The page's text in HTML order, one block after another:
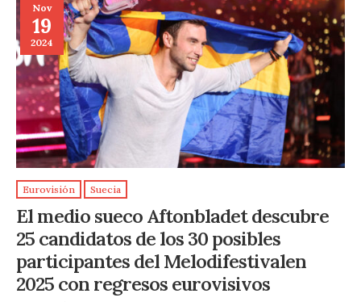
Nov
19
2024
Eurovisión Suecia
El medio sueco Aftonbladet descubre
25 candidatos de los 30 posibles
participantes del Melodifestivalen
2025 con regresos eurovisivos